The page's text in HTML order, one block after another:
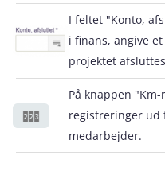
I feltet "Konto,
i finans, angive
projektet
På knappen
registreringer
medarbejder.